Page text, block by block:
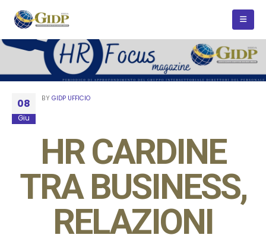
08
Giu
BY GIDP UFFICIO
HR CARDINE
TRA BUSINESS,
RELAZIONI